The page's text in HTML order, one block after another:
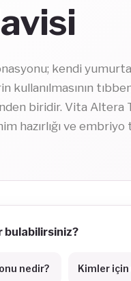
kendi
kullanılmasının
biridir. Vita Altera
hazırlığı ve
bulabilirsiniz?
nedir? Kimler